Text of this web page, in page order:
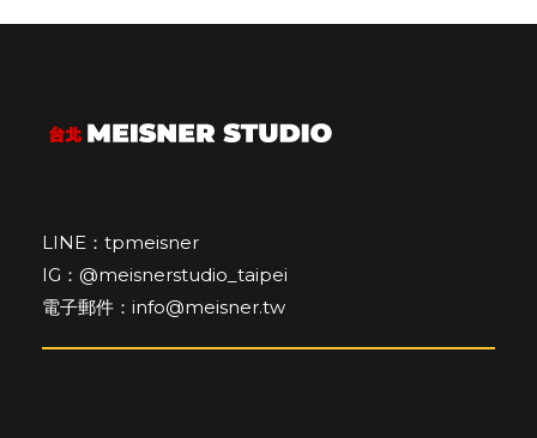
LINE：tpmeisner
IG：@meisnerstudio_taipei
電子郵件：info@meisner.tw